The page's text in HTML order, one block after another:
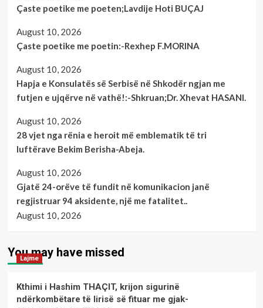
Çaste poetike me poeten;Lavdije Hoti BUÇAJ
August 10, 2026
Çaste poetike me poetin:-Rexhep F.MORINA
August 10, 2026
Hapja e Konsulatës së Serbisë në Shkodër ngjan me
futjen e ujqërve në vathë!:-Shkruan;Dr. Xhevat HASANI.
August 10, 2026
28 vjet nga rënia e heroit më emblematik të tri
luftërave Bekim Berisha-Abeja.
August 10, 2026
Gjatë 24-orëve të fundit në komunikacion janë
regjistruar 94 aksidente, një me fatalitet..
August 10, 2026
You may have missed
Lajme
Kthimi i Hashim THAÇIT, krijon sigurinë
ndërkombëtare të lirisë së fituar me gjak-